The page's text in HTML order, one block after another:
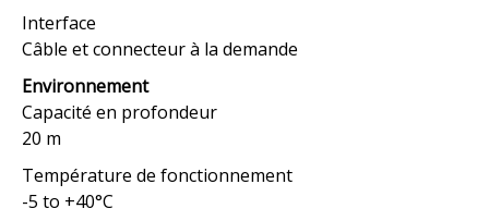
Interface
Câble et connecteur à la demande
Environnement
Capacité en profondeur
20 m
Température de fonctionnement
-5 to +40°C